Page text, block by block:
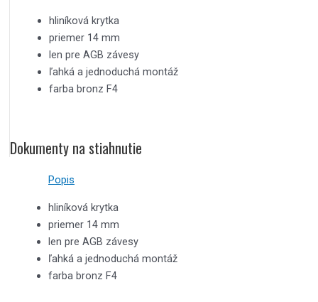
hliníková krytka
priemer 14 mm
len pre AGB závesy
ľahká a jednoduchá montáž
farba bronz F4
Dokumenty na stiahnutie
Popis
hliníková krytka
priemer 14 mm
len pre AGB závesy
ľahká a jednoduchá montáž
farba bronz F4